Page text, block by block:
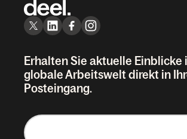
Erhalten Sie aktuelle Einblicke
globale Arbeitswelt direkt in
Posteingang.